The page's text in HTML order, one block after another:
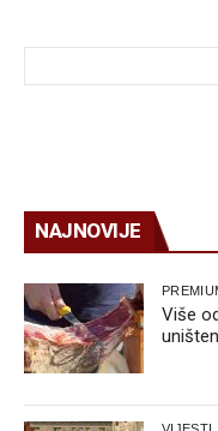
NAJNOVIJE
Više